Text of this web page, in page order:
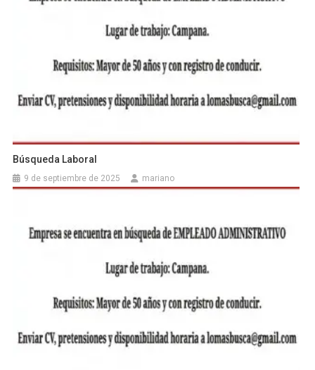
Búsqueda Laboral
9 de septiembre de 2025 mariano